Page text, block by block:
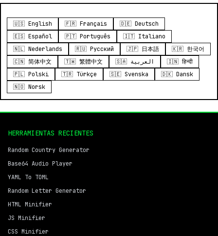
🇺🇸 English 🇫🇷 Français
🇩🇪 Deutsch
🇪🇸 Español
🇵🇹 Português
🇮🇹 Italiano
🇳🇱 Nederlands
🇷🇺 Русский 🇯🇵 日本語
🇰🇷 한국어
🇨🇳 简体中文
🇹🇼 繁體中文 🇸🇦 العربية
🇮🇳 हिन्दी
🇵🇱 Polski
🇹🇷 Türkçe 🇸🇪 Svenska
🇩🇰 Dansk
🇳🇴 Norsk
HERRAMIENTAS RECIENTES
Random Country Generator
Base64 Audio Player
YAML To TOML
Random Letter Generator
HTML Minifier
JS Minifier
CSS Minifier